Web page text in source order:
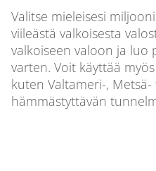
Valitse mieleisesi
viileästä valkoisesta
valkoiseen valoon ja luo
varten. Voit käyttää
kuten Valtameri-,
hämmästyttävän